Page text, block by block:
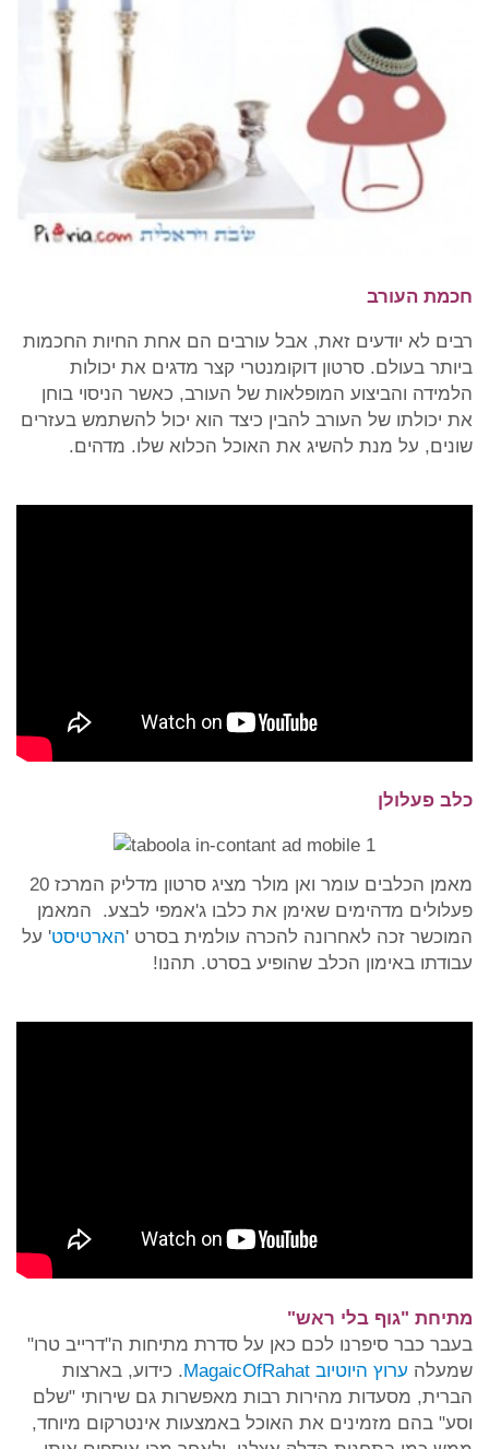
חכמת העורב
רבים לא יודעים זאת, אבל עורבים הם אחת החיות החכמות
ביותר בעולם. סרטון דוקומנטרי קצר מדגים את יכולות
הלמידה והביצוע המופלאות של העורב, כאשר הניסוי בוחן
את יכולתו של העורב להבין כיצד הוא יכול להשתמש בעזרים
שונים, על מנת להשיג את האוכל הכלוא שלו. מדהים.
כלב פעלולן
מאמן הכלבים עומר ואן מולר מציג סרטון מדליק המרכז 20
פעלולים מדהימים שאימן את כלבו ג'אמפי לבצע. המאמן
המוכשר זכה לאחרונה להכרה עולמית בסרט 'הארטיסט' על
עבודתו באימון הכלב שהופיע בסרט. תהנו!
מתיחת "גוף בלי ראש"
בעבר כבר סיפרנו לכם כאן על סדרת מתיחות ה"דרייב טרו"
שמעלה ערוץ היוטיוב MagaicOfRahat
. כידוע, בארצות
הברית, מסעדות מהירות רבות מאפשרות גם שירותי "שלם
וסע" בהם מזמינים את האוכל באמצעות אינטרקום מיוחד,